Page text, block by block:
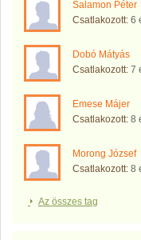
Salamon Péter
Csatlakozott: 6
Dobó Mátyás
Csatlakozott: 7
Emese Májer
Csatlakozott: 8
Morong József
Csatlakozott: 8
Az összes tag